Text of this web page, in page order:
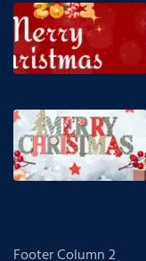
Footer Column 2